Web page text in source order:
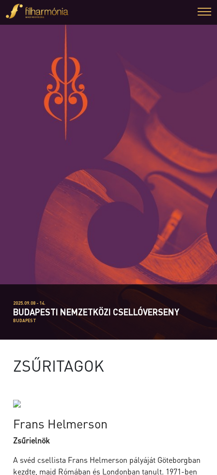
2025.09.08 - 14.
BUDAPESTI NEMZETKÖZI CSELLÓVERSENY
BUDAPEST
ZSŰRITAGOK
Frans Helmerson
Zsűrielnök
A svéd csellista Frans Helmerson pályáját Göteborgban
kezdte, majd Rómában és Londonban tanult. 1971-ben